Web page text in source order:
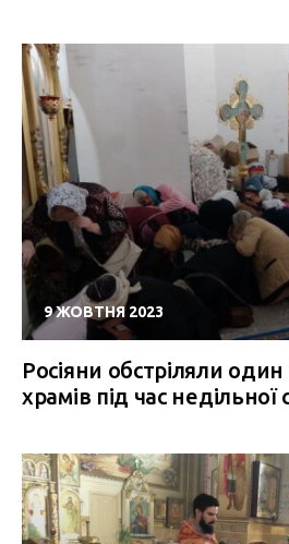
9 ЖОВТНЯ 2023
Росіяни обстріляли один
храмів під час недільної